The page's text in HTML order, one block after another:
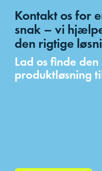
Kontakt os for
snak – vi
den rigtige
Lad os finde
produktløsning